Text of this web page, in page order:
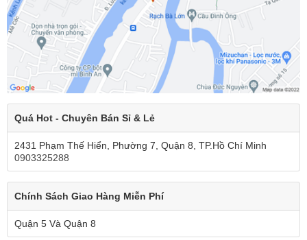
Quá Hot - Chuyên Bán Sỉ & Lẻ
2431 Phạm Thế Hiển, Phường 7, Quận 8, TP.Hồ Chí Minh
0903325288
Chính Sách Giao Hàng Miễn Phí
Quận 5 Và Quận 8